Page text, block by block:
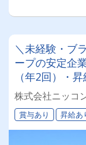
＼未経験・ブ
ープの安定企
（年2回）・
の専属車両★
◎★資格取得支
女性ドライバ
株式会社ニッコ
賞与あり 昇給あ